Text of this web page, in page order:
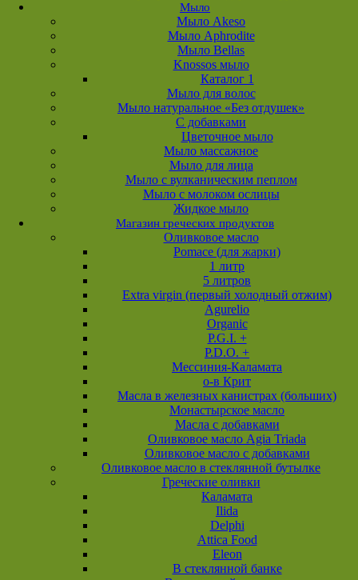
Мыло
Мыло Akeso
Мыло Aphrodite
Мыло Bellas
Knossos мыло
Каталог 1
Мыло для волос
Мыло натуральное «Без отдушек»
С добавками
Цветочное мыло
Мыло массажное
Мыло для лица
Мыло с вулканическим пеплом
Мыло с молоком ослицы
Жидкое мыло
Магазин греческих продуктов
Оливковое масло
Pomace (для жарки)
1 литр
5 литров
Extra virgin (первый холодный отжим)
Agurelio
Organic
P.G.I. +
P.D.O. +
Мессиния-Каламата
о-в Крит
Масла в железных канистрах (больших)
Монастырское масло
Масла с добавками
Оливковое масло Agia Triada
Оливковое масло с добавками
Оливковое масло в стеклянной бутылке
Греческие оливки
Каламата
Ilida
Delphi
Attica Food
Eleon
В стеклянной банке